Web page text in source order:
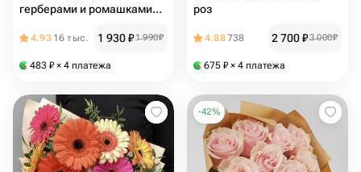
герберами и ромашками
4.93 16 тыс. 1 930₽1 990₽
483 ₽ × 4 платежа
роз
4.88738 2 700₽3 000₽
675 ₽ × 4 платежа
-42%